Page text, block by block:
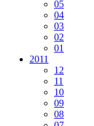
05
04
03
02
01
2011
12
11
10
09
08